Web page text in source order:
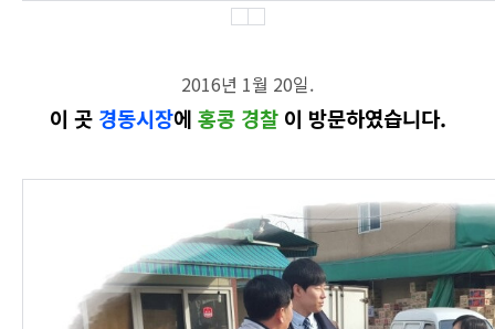
2016년 1월 20일.
이 곳 경동시장에 홍콩 경찰이 방문하였습니다.